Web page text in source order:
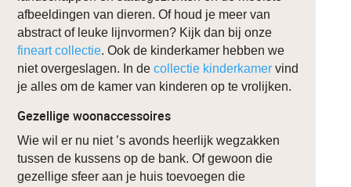
afbeeldingen van dieren. Of houd je meer van
abstract of leuke lijnvormen? Kijk dan bij onze
fineart collectie. Ook de kinderkamer hebben we
niet overgeslagen. In decollectie kinderkamer vind
je alles om de kamer van kinderen op te vrolijken.
Gezellige woonaccessoires
Wie wil er nu niet ’s avonds heerlijk wegzakken
tussen de kussens op de bank. Of gewoon die
gezellige sfeer aan je huis toevoegen die